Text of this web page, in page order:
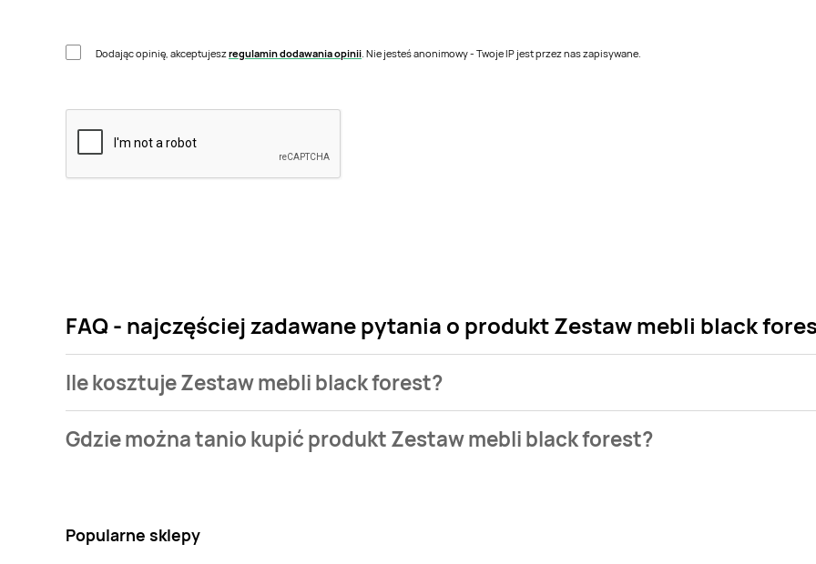
Dodając opinię, akceptujeszregulamin dodawania opinii . Nie jesteś anonimowy - Twoje IP jest przez nas zapisywane.
FAQ - najczęściej zadawane pytania o produkt Zestaw mebli black
Ile kosztuje Zestaw mebli black forest?
black forest kosztuje od 249,5 zł do 299 zł.
Gdzie można tanio kupić produkt Zestaw mebli black forest?
Popularne sklepy